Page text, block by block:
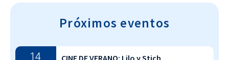
Próximos eventos
14